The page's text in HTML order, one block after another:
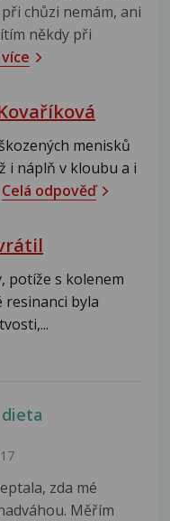
chůzi nemám, ani
někdy při
menisků
i náplň v kloubu a i
Celá odpověď
potíže s kolenem
resinanci byla
zda mé
Měřím